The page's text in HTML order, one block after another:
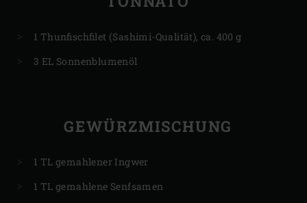
1 Thunfischfilet (Sashimi-Qualität), ca. 400 g
3 EL Sonnenblumenöl
GEWÜRZMISCHUNG
1 TL gemahlener Ingwer
1 TL gemahlene Senfsamen